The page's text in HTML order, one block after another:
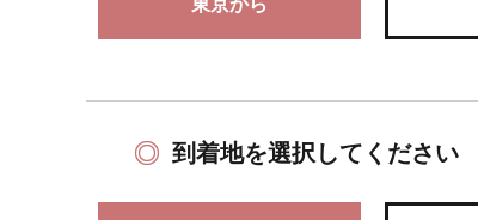
到着地を選択してください